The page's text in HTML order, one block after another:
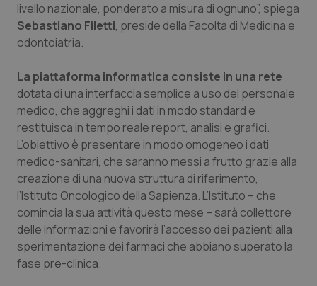
Provincia Autonoma di Trento
Puglia
Sardegna
Sicilia
Toscana
Umbria
Valle D’Aosta
Veneto
Ipertensione & Scompenso
Malattie rare
Malattia di Crohn & Rettocolite Ulcerosa
Neuroscienze & patologie neurodegenerative
Obesità
Oftalmologia
Oncodermatologia
Oncoematologia
livello nazionale, ponderato a misura di ognuno”, spiega
Sebastiano Filetti, preside della Facoltà di Medicina e
odontoiatria.
La piattaforma informatica consiste in una rete
dotata di una interfaccia semplice a uso del personale
medico, che aggreghi i dati in modo standard e
restituisca in tempo reale report, analisi e grafici.
L’obiettivo è presentare in modo omogeneo i dati
medico-sanitari, che saranno messi a frutto grazie alla
creazione di una nuova struttura di riferimento,
l’Istituto Oncologico della Sapienza. L’Istituto – che
comincia la sua attività questo mese – sarà collettore
delle informazioni e favorirà l’accesso dei pazienti alla
sperimentazione dei farmaci che abbiano superato la
fase pre-clinica.